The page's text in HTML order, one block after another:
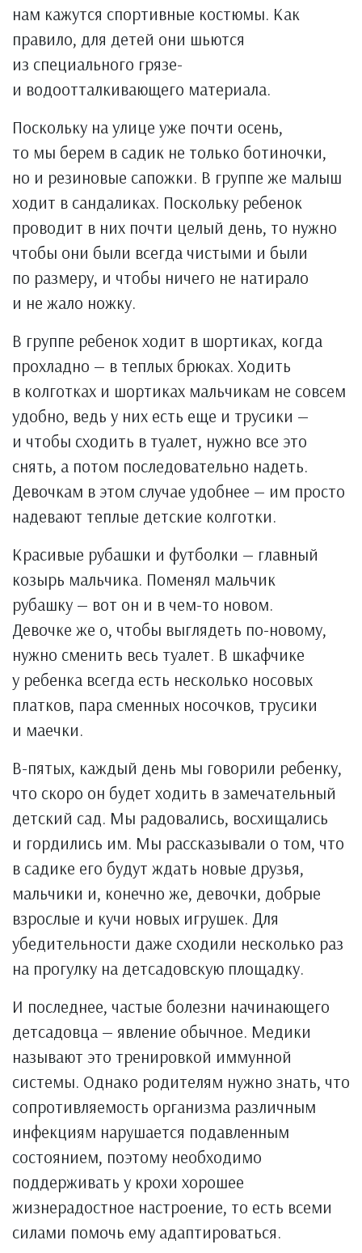
нам кажутся спортивные костюмы. Как
правило, для детей они шьются
из специального грязе-
и водоотталкивающего материала.
Поскольку на улице уже почти осень,
то мы берем в садик не только ботиночки,
но и резиновые сапожки. В группе же малыш
ходит в сандаликах. Поскольку ребенок
проводит в них почти целый день, то нужно
чтобы они были всегда чистыми и были
по размеру, и чтобы ничего не натирало
и не жало ножку.
В группе ребенок ходит в шортиках, когда
прохладно — в теплых брюках. Ходить
в колготках и шортиках мальчикам не совсем
удобно, ведь у них есть еще и трусики —
и чтобы сходить в туалет, нужно все это
снять, а потом последовательно надеть.
Девочкам в этом случае удобнее — им просто
надевают теплые детские колготки.
Красивые рубашки и футболки — главный
козырь мальчика. Поменял мальчик
рубашку — вот он и в чем-то новом.
Девочке же о, чтобы выглядеть по-новому,
нужно сменить весь туалет. В шкафчике
у ребенка всегда есть несколько носовых
платков, пара сменных носочков, трусики
и маечки.
В-пятых, каждый день мы говорили ребенку,
что скоро он будет ходить в замечательный
детский сад. Мы радовались, восхищались
и гордились им. Мы рассказывали о том, что
в садике его будут ждать новые друзья,
мальчики и, конечно же, девочки, добрые
взрослые и кучи новых игрушек. Для
убедительности даже сходили несколько раз
на прогулку на детсадовскую площадку.
И последнее, частые болезни начинающего
детсадовца — явление обычное. Медики
называют это тренировкой иммунной
системы. Однако родителям нужно знать, что
сопротивляемость организма различным
инфекциям нарушается подавленным
состоянием, поэтому необходимо
поддерживать у крохи хорошее
жизнерадостное настроение, то есть всеми
силами помочь ему адаптироваться.